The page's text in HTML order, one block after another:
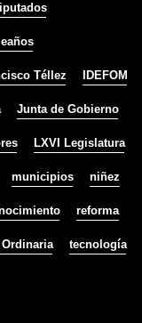
Téllez IDEFOM
Junta de Gobierno
LXVI Legislatura
municipios niñez
reforma
tecnología